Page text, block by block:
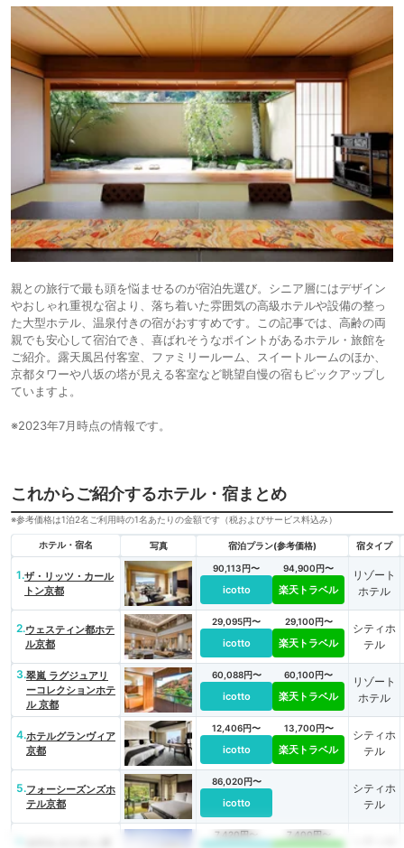
親との旅行で最も頭を悩ませるのが宿泊先選び。シニア層にはデザイン
やおしゃれ重視な宿より、落ち着いた雰囲気の高級ホテルや設備の整っ
た大型ホテル、温泉付きの宿がおすすめです。この記事では、高齢の両
親でも安心して宿泊でき、喜ばれそうなポイントがあるホテル・旅館を
ご紹介。露天風呂付客室、ファミリールーム、スイートルームのほか、
京都タワーや八坂の塔が見える客室など眺望自慢の宿もピックアップし
ていますよ。
※2023年7月時点の情報です。
これからご紹介するホテル・宿まとめ
※参考価格は1泊2名ご利用時の1名あたりの金額です（税およびサービス料込み）
ホテル・宿名 写真 宿泊プラン(参考価格) 宿タイプ
1.ザ・リッツ・カール
トン京都
90,113円〜
icotto
94,900円〜
楽天トラベル
リゾート
ホテル
2.ウェスティン都ホテ
ル京都
29,095円〜
icotto
29,100円〜
楽天トラベル
シティホ
テル
3.翠嵐 ラグジュアリ
ーコレクションホテ
ル 京都
60,088円〜
icotto
60,100円〜
楽天トラベル
リゾート
ホテル
4.ホテルグランヴィア
京都
12,406円〜
icotto
13,700円〜
楽天トラベル
シティホ
テル
5.フォーシーズンズホ
テル京都
86,020円〜
icotto
シティホ
テル
7,420円〜 7,400円〜